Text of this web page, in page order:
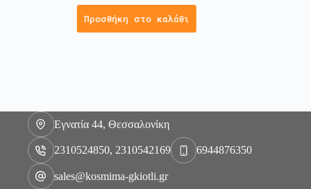
Προσθήκη στο καλάθι
Εγνατία 44, Θεσσαλονίκη
2310524850, 2310542169 6944876350
sales@kosmima-gkiotli.gr